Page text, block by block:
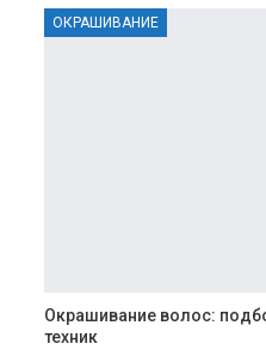
ОКРАШИВАНИЕ
Окрашивание волос:
техник